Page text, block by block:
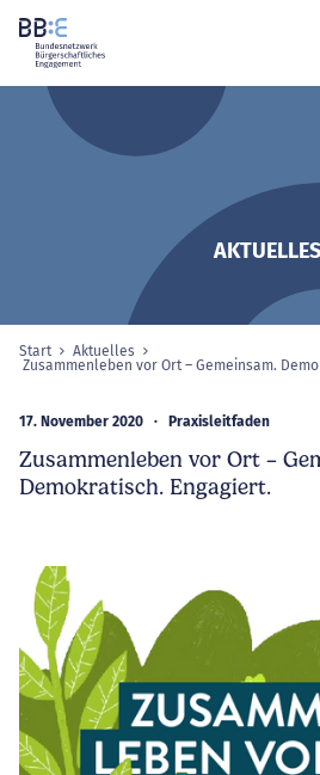
AKTUELLES
Sie sind hier:
Start
Aktuelles
Zusammenleben vor Ort – Gemeinsam.
17. November 2020 Praxisleitfaden
Zusammenleben vor Ort –
Demokratisch. Engagiert.